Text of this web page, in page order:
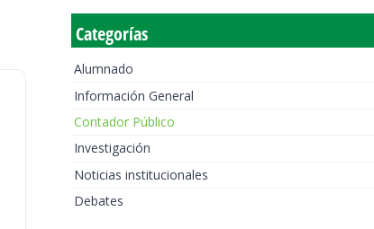
Categorías
Alumnado
Información General
Contador Público
Investigación
Noticias institucionales
Debates